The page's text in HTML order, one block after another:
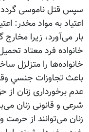
سپس قتل ناموسی
اعتیاد به مواد مخدر:
بار می‌آورد، زیرا مخارج
خانواده فرد معتاد
خانواده‌ها را متزلزل
باعث تجاوزات جنسي
عدم برخورداری زنان
شرعی و قانونی زنان
زنان می‌توانند از حرمت